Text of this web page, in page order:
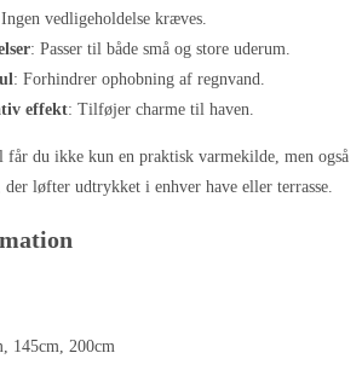
vedligeholdelse kræves.
: Passer til både små og store uderum.
: Forhindrer ophobning af regnvand.
effekt: Tilføjer charme til haven.
får du ikke kun en praktisk varmekilde, men også
der løfter udtrykket i enhver have eller terrasse.
145cm, 200cm